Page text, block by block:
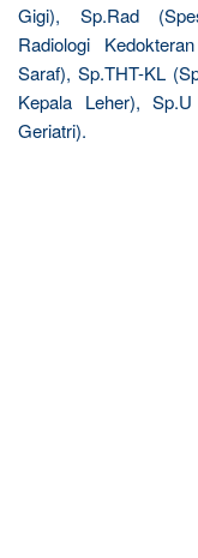
Gigi), Sp.Rad
Radiologi
Saraf), Sp.THT-KL
Kepala Leher),
Geriatri).